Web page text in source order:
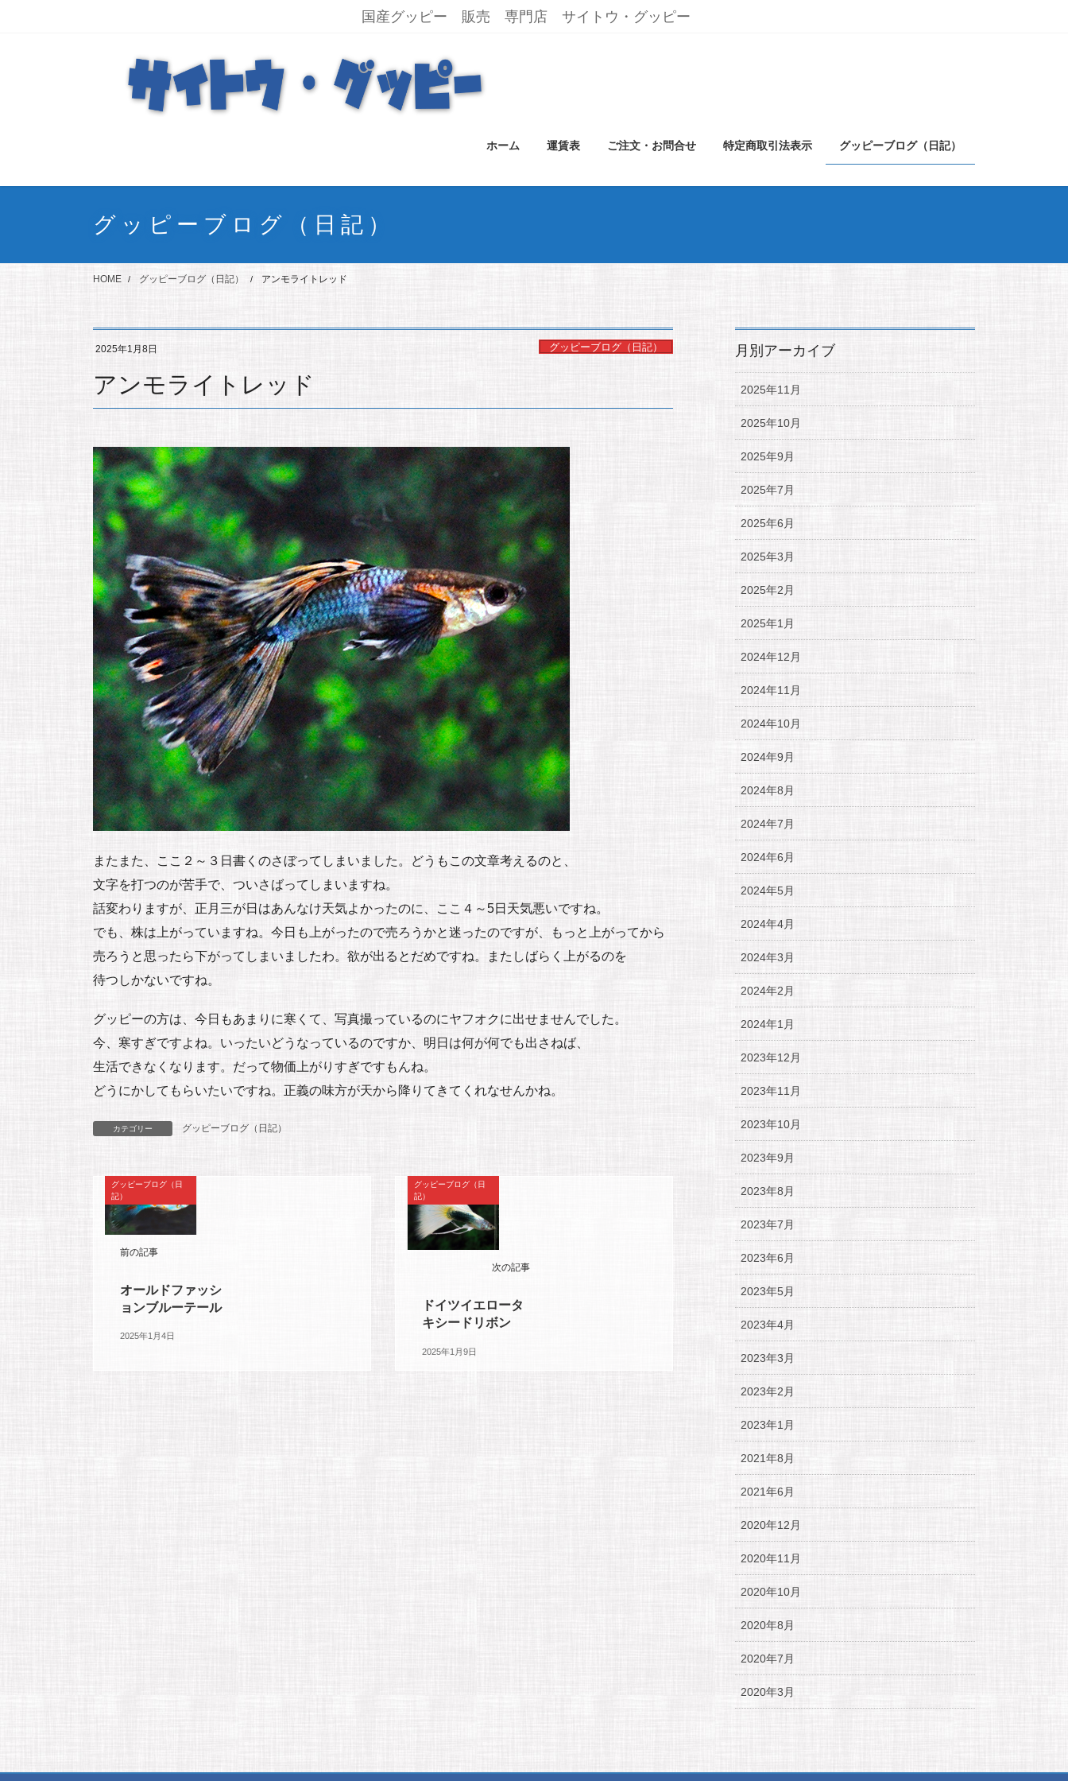
国産グッピー 販売 専門店 サイトウ・グッピー
ホーム 運賃表 ご注文・お問合せ 特定商取引法表示 グッピーブログ（日記）
グッピーブログ（日記）
HOME グッピーブログ（日記） アンモライトレッド
2025年1月8日 グッピーブログ（日記）
アンモライトレッド
またまた、ここ２～３日書くのさぼってしまいました。どうもこの文章考えるのと、
文字を打つのが苦手で、ついさばってしまいますね。
話変わりますが、正月三が日はあんなけ天気よかったのに、ここ４～5日天気悪いですね。
でも、株は上がっていますね。今日も上がったので売ろうかと迷ったのですが、もっと上がってから
売ろうと思ったら下がってしまいましたわ。欲が出るとだめですね。またしばらく上がるのを
待つしかないですね。
グッピーの方は、今日もあまりに寒くて、写真撮っているのにヤフオクに出せませんでした。
今、寒すぎですよね。いったいどうなっているのですか、明日は何が何でも出さねば、
生活できなくなります。だって物価上がりすぎですもんね。
どうにかしてもらいたいですね。正義の味方が天から降りてきてくれなせんかね。
カテゴリー グッピーブログ（日記）
グッピーブログ（日
記）
前の記事
オールドファッシ
ョンブルーテール
2025年1月4日
グッピーブログ（日
記）
次の記事
ドイツイエロータ
キシードリボン
2025年1月9日
月別アーカイブ
2025年11月
2025年10月
2025年9月
2025年7月
2025年6月
2025年3月
2025年2月
2025年1月
2024年12月
2024年11月
2024年10月
2024年9月
2024年8月
2024年7月
2024年6月
2024年5月
2024年4月
2024年3月
2024年2月
2024年1月
2023年12月
2023年11月
2023年10月
2023年9月
2023年8月
2023年7月
2023年6月
2023年5月
2023年4月
2023年3月
2023年2月
2023年1月
2021年8月
2021年6月
2020年12月
2020年11月
2020年10月
2020年8月
2020年7月
2020年3月